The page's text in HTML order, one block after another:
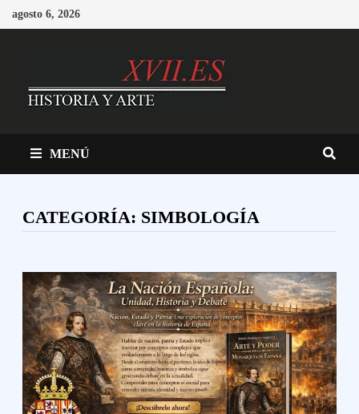
Saltar
al
agosto 6, 2026
MENÚ
CATEGORÍA: SIMBOLOGÍA